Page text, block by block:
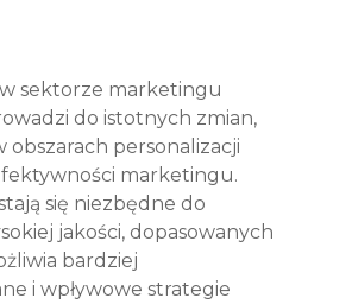
sektorze marketingu
do istotnych zmian,
obszarach personalizacji
marketingu.
się niezbędne do
jakości, dopasowanych
bardziej
i wpływowe strategie